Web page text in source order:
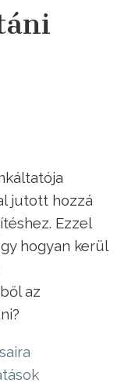
jutott hozzá
Ezzel
hogyan kerül
az